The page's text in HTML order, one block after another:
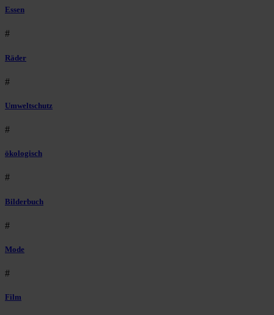
Essen
#
Räder
#
Umweltschutz
#
ökologisch
#
Bilderbuch
#
Mode
#
Film